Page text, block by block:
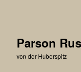
Parson
von der Huberspitz